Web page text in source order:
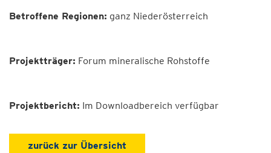
Betroffene Regionen: ganz Niederösterreich
Projektträger: Forum mineralische Rohstoffe
Projektbericht: Im Downloadbereich verfügbar
zurück zur Übersicht